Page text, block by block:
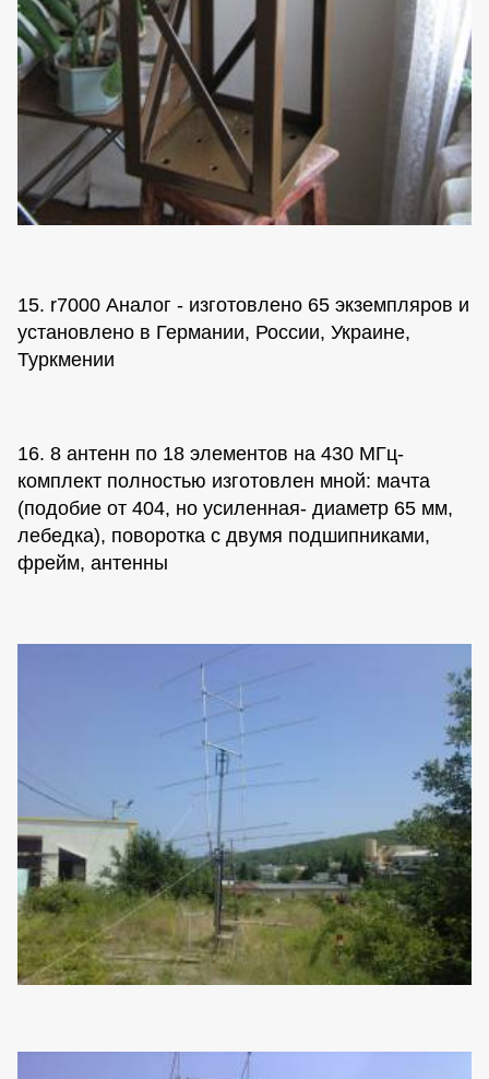
15. r7000 Аналог - изготовлено 65 экземпляров и
установлено в Германии, России, Украине,
Туркмении
16. 8 антенн по 18 элементов на 430 МГц-
комплект полностью изготовлен мной: мачта
(подобие от 404, но усиленная- диаметр 65 мм,
лебедка), поворотка с двумя подшипниками,
фрейм, антенны